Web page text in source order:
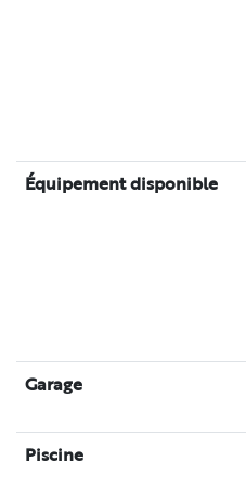
Équipement disponible
Garage
Piscine